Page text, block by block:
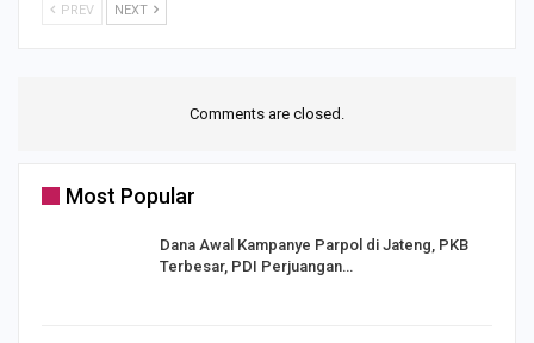
PREV NEXT
Comments are closed.
Most Popular
Dana Awal Kampanye Parpol di Jateng, PKB
Terbesar, PDI Perjuangan…